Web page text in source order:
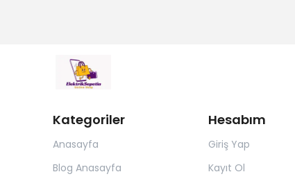
Kategoriler
Anasayfa
Blog Anasayfa
Hesabım
Giriş Yap
Kayıt Ol